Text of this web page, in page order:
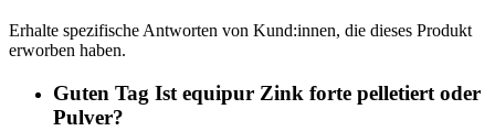
Erhalte spezifische Antworten von Kund:innen, die dieses Produkt
erworben haben.
Guten Tag Ist equipur Zink forte pelletiert oder
Pulver?